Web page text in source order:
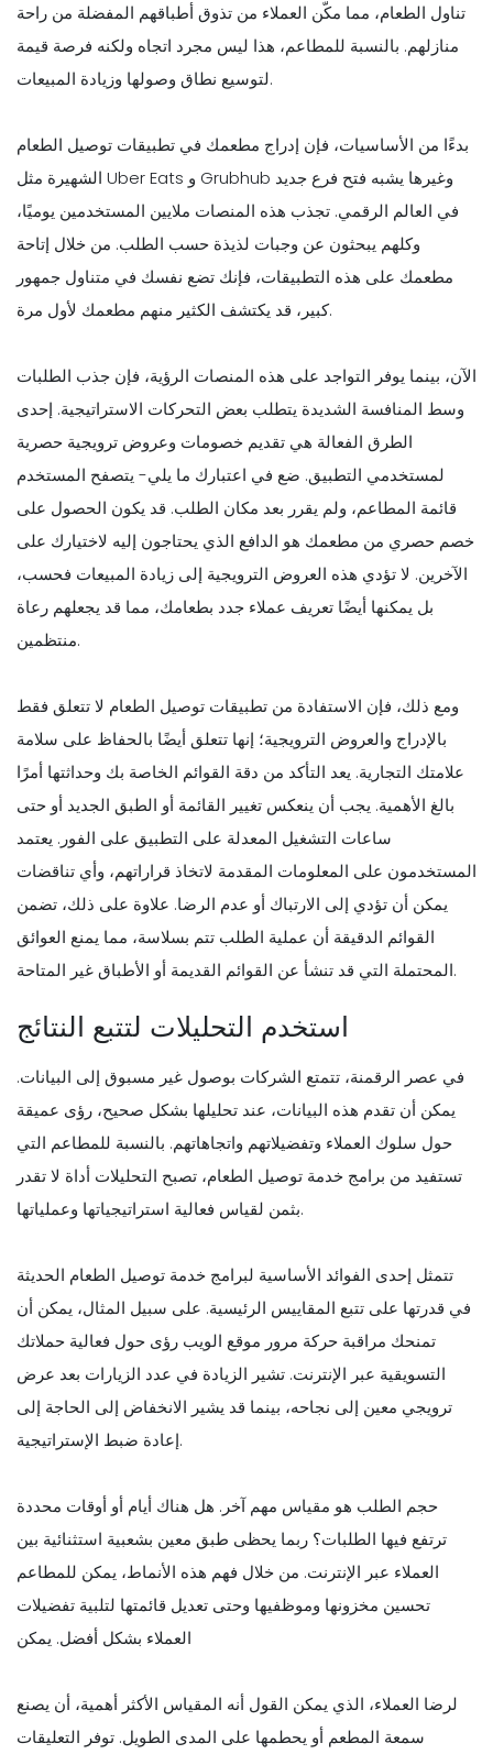
تناول الطعام، مما مكّن العملاء من تذوق أطباقهم المفضلة من راحة
منازلهم. بالنسبة للمطاعم، هذا ليس مجرد اتجاه ولكنه فرصة قيمة
لتوسيع نطاق وصولها وزيادة المبيعات.
بدءًا من الأساسيات، فإن إدراج مطعمك في تطبيقات توصيل الطعام
الشهيرة مثل Uber Eats و Grubhub وغيرها يشبه فتح فرع جديد
في العالم الرقمي. تجذب هذه المنصات ملايين المستخدمين يوميًا،
وكلهم يبحثون عن وجبات لذيذة حسب الطلب. من خلال إتاحة
مطعمك على هذه التطبيقات، فإنك تضع نفسك في متناول جمهور
كبير، قد يكتشف الكثير منهم مطعمك لأول مرة.
الآن، بينما يوفر التواجد على هذه المنصات الرؤية، فإن جذب الطلبات
وسط المنافسة الشديدة يتطلب بعض التحركات الاستراتيجية. إحدى
الطرق الفعالة هي تقديم خصومات وعروض ترويجية حصرية
لمستخدمي التطبيق. ضع في اعتبارك ما يلي- يتصفح المستخدم
قائمة المطاعم، ولم يقرر بعد مكان الطلب. قد يكون الحصول على
خصم حصري من مطعمك هو الدافع الذي يحتاجون إليه لاختيارك على
الآخرين. لا تؤدي هذه العروض الترويجية إلى زيادة المبيعات فحسب،
بل يمكنها أيضًا تعريف عملاء جدد بطعامك، مما قد يجعلهم رعاة
منتظمين.
ومع ذلك، فإن الاستفادة من تطبيقات توصيل الطعام لا تتعلق فقط
بالإدراج والعروض الترويجية؛ إنها تتعلق أيضًا بالحفاظ على سلامة
علامتك التجارية. يعد التأكد من دقة القوائم الخاصة بك وحداثتها أمرًا
بالغ الأهمية. يجب أن ينعكس تغيير القائمة أو الطبق الجديد أو حتى
ساعات التشغيل المعدلة على التطبيق على الفور. يعتمد
المستخدمون على المعلومات المقدمة لاتخاذ قراراتهم، وأي تناقضات
يمكن أن تؤدي إلى الارتباك أو عدم الرضا. علاوة على ذلك، تضمن
القوائم الدقيقة أن عملية الطلب تتم بسلاسة، مما يمنع العوائق
المحتملة التي قد تنشأ عن القوائم القديمة أو الأطباق غير المتاحة.
استخدم التحليلات لتتبع النتائج
في عصر الرقمنة، تتمتع الشركات بوصول غير مسبوق إلى البيانات.
يمكن أن تقدم هذه البيانات، عند تحليلها بشكل صحيح، رؤى عميقة
حول سلوك العملاء وتفضيلاتهم واتجاهاتهم. بالنسبة للمطاعم التي
تستفيد من برامج خدمة توصيل الطعام، تصبح التحليلات أداة لا تقدر
بثمن لقياس فعالية استراتيجياتها وعملياتها.
تتمثل إحدى الفوائد الأساسية لبرامج خدمة توصيل الطعام الحديثة
في قدرتها على تتبع المقاييس الرئيسية. على سبيل المثال، يمكن أن
تمنحك مراقبة حركة مرور موقع الويب رؤى حول فعالية حملاتك
التسويقية عبر الإنترنت. تشير الزيادة في عدد الزيارات بعد عرض
ترويجي معين إلى نجاحه، بينما قد يشير الانخفاض إلى الحاجة إلى
إعادة ضبط الإستراتيجية.
حجم الطلب هو مقياس مهم آخر. هل هناك أيام أو أوقات محددة
ترتفع فيها الطلبات؟ ربما يحظى طبق معين بشعبية استثنائية بين
العملاء عبر الإنترنت. من خلال فهم هذه الأنماط، يمكن للمطاعم
تحسين مخزونها وموظفيها وحتى تعديل قائمتها لتلبية تفضيلات
العملاء بشكل أفضل. يمكن
لرضا العملاء، الذي يمكن القول أنه المقياس الأكثر أهمية، أن يصنع
سمعة المطعم أو يحطمها على المدى الطويل. توفر التعليقات